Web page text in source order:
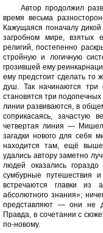
Автор продолжил
время весьма
Кажущаяся поначалу
загробном мире, взятых
религий, постепенно
стройную и логичную
грозившей ему
ему предстоит сделать то
душ. Так начинаются три
становятся три
линии развиваются, в
соприкасаясь, зачастую
четвертая линия —
загадки нового для себя
находится там, ещё
удались автору заметно
людей оказались
сумбурные путешествия
встречаются главки из
абсолютного знания»;
представляют — они не
Правда, в сочетании с
по-новому.